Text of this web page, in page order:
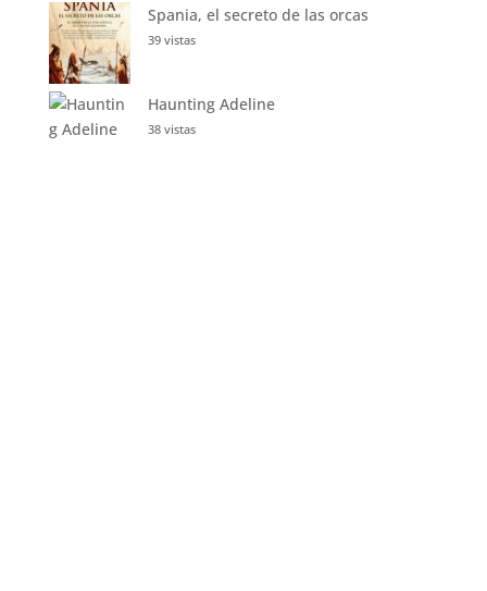
Spania, el secreto de las orcas
39 vistas
Haunting Adeline
38 vistas